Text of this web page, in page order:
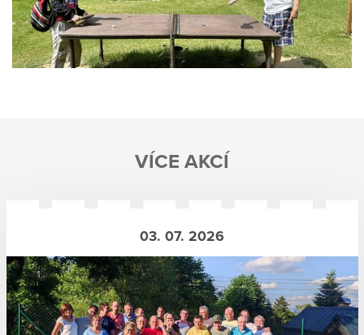
VÍCE AKCÍ
03. 07. 2026